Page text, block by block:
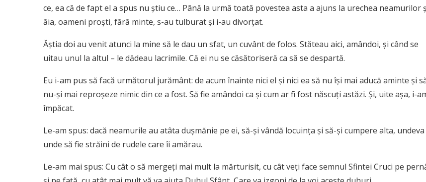
ce, ea că de fapt el a spus nu ştiu ce… Până la urmă toată povestea asta a ajuns la urechea neamurilor
ăia, oameni proşti, fără minte, s-au tulburat şi i-au divorţat.
Ăştia doi au venit atunci la mine să le dau un sfat, un cuvânt de folos. Stăteau aici, amândoi, şi când se
uitau unul la altul – le dădeau lacrimile. Că ei nu se căsătoriseră ca să se despartă.
Eu i-am pus să facă următorul jurământ: de acum înainte nici el şi nici ea să nu îşi mai aducă aminte şi
nu-şi mai reproşeze nimic din ce a fost. Să fie amândoi ca şi cum ar fi fost născuţi astăzi. Şi, uite aşa, i-
împăcat.
Le-am spus: dacă neamurile au atâta duşmănie pe ei, să-şi vândă locuinţa şi să-şi cumpere alta, undeva
unde să fie străini de rudele care îi amărau.
Le-am mai spus: Cu cât o să mergeţi mai mult la mărturisit, cu cât veţi face semnul Sfintei Cruci pe